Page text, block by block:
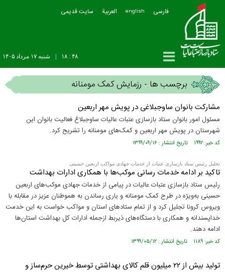
فارسی english العربیة سایت قدیمی
شنبه ۱۷ مرداد ۱۴۰۵ ۴۸ : ۱۸
برچسب ها - رزمایش کمک مومنانه
مشارکت بانوان ساوجبلاغی در پویش مهر اربعین
مسئول امور بانوان ستاد بازسازی عتبات عالیات ساوجبلاغ فعالیت بانوان این
شهرستان در پویش مهر اربعین و کمک‌های مومنانه را تشریح کرد.
کد خبر: ۱۹۹۲ تاریخ انتشار : ۱۳۹۹/۰۹/۱۶
تجلیل رئیس ستاد بازسازی عتبات از خدمات جهادی مواکب اربعین حسینی
تاکید بر ادامه خدمات رسانی موکب‌ها با همکاری ادارات بهداشت
رئیس ستاد بازسازی عتبات عالیات در پیامی از خدمات جهادی موکب‌های اربعین
حسینی به‌ویژه در طرح کمک مومنانه و یاری رساندن به هموطنان عزیز در مقابله با
ویروس کرونا تجلیل کرد و از تمام ستاد‌های استان و مواکب خواست به این خدمت
خداپسندانه و همکاری با دستگاه‌های ذیربط ازجمله ادارات کل بهداشت استان‌ها
ادامه دهند.
کد خبر: ۱۱۸۹ تاریخ انتشار : ۱۳۹۹/۰۵/۱۲
تولید بیش از ۲۲ میلیون قلم کالای بهداشتی توسط خیرین حرم‌ساز و